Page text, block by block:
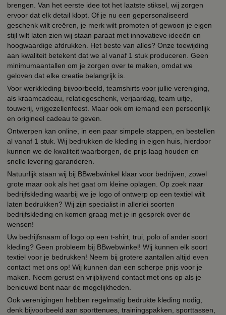
brengen. Van het eerste idee tot het laatste stiksel, wij zorgen
ervoor dat elk detail klopt. Of je nu een gepersonaliseerd
geschenk wilt creëren, je merk wilt promoten of gewoon je eigen
stijl wilt laten zien wij staan paraat met innovatieve ideeën en
hoogwaardige afdrukken. Het beste van alles? Onze toewijding
aan kwaliteit betekent dat we al vanaf 1 stuk produceren. Geen
minimumaantallen om je zorgen over te maken, omdat we
geloven dat elke creatie belangrijk is.
Voor werkkleding bijvoorbeeld, teamshirts voor jullie vereniging,
als kraamcadeau, relatiegeschenk, verjaardag, team uitje,
touwerij, vrijgezellenfeest. Maar ook om iemand een persoonlijk
en origineel cadeau te geven.
Ontwerpen kan online, in een paar simpele stappen, en bestellen
al vanaf 1 stuk. Wij bedrukken de kleding in eigen huis, hierdoor
kunnen we de kwaliteit waarborgen, de prijs laag houden en
snelle levering garanderen.
Natuurlijk staan wij bij BBwebwinkel klaar voor bedrijven, zowel
grote maar ook als het gaat om kleine oplagen. Op zoek naar
bedrijfskleding waarbij we je logo of ontwerp op een textiel wilt
laten bedrukken? Wij zijn specialist in allerlei soorten
bedrijfskleding en komen graag met je in gesprek over de
wensen!
Uw bedrijfsnaam of logo op een t-shirt, trui, polo of ander soort
kleding? Geen probleem bij BBwebwinkel! Wij kunnen elk soort
textiel voor je bedrukken! Neem bij grotere aantallen altijd even
contact met ons op! Wij kunnen dan een scherpe prijs voor je
maken. Neem gerust en vrijblijvend contact met ons op als je
benieuwd bent naar de mogelijkheden.
Ook verenigingen hebben regelmatig bedrukte kleding nodig,
denk bijvoorbeeld aan sporttenues, trainingspakken, sporttassen,